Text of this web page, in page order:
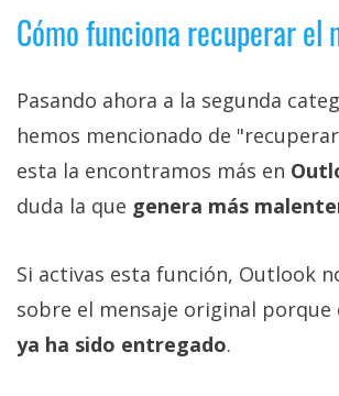
Cómo funciona recuperar el
Pasando ahora a la segunda
hemos mencionado de
esta la encontramos más en
duda la que genera más
Si activas esta función, Outlook
sobre el mensaje original porque
ya ha sido entregado.